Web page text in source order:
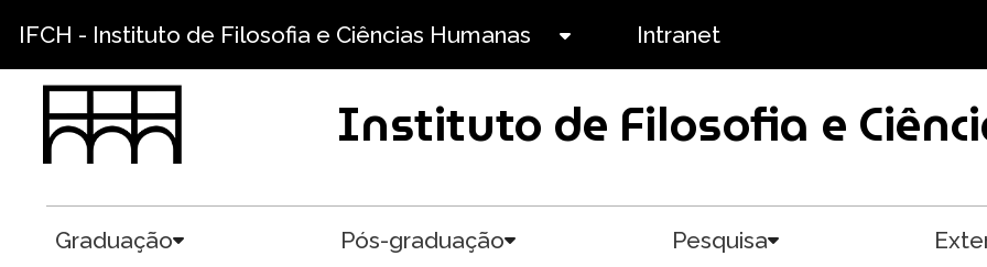
IFCH - Instituto de Filosofia e Ciências Humanas Intranet
Instituto de Filosofia e
Graduação Pós-graduação Pesquisa